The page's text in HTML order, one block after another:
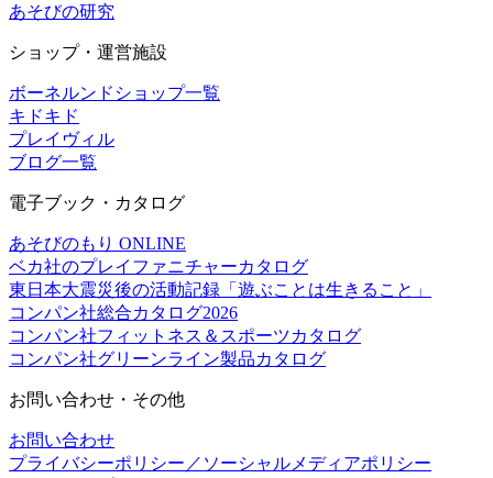
あそびの研究
ショップ・運営施設
ボーネルンドショップ一覧
キドキド
プレイヴィル
ブログ一覧
電子ブック・カタログ
あそびのもり ONLINE
ベカ社のプレイファニチャーカタログ
東日本大震災後の活動記録「遊ぶことは生きること」
コンパン社総合カタログ2026
コンパン社フィットネス＆スポーツカタログ
コンパン社グリーンライン製品カタログ
お問い合わせ・その他
お問い合わせ
プライバシーポリシー／ソーシャルメディアポリシー